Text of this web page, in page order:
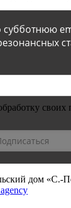
субботнюю
своих
дом «С.-